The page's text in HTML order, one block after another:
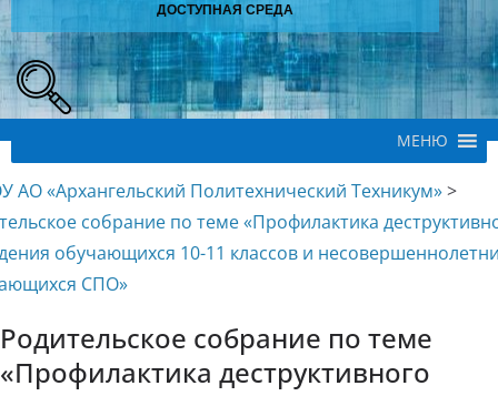
ДОСТУПНАЯ СРЕДА
МЕНЮ
АО «Архангельский Политехнический Техникум»>
собрание по теме «Профилактика
обучающихся 10-11 классов и
СПО»
Родительское собрание по теме
«Профилактика деструктивного